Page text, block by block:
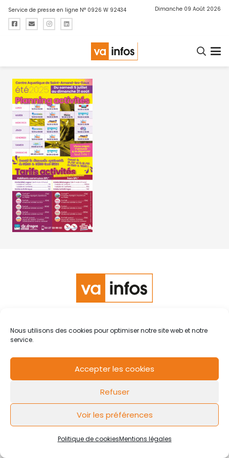
Nous utilisons des cookies pour optimiser notre site web et notre
service.
Accepter les cookies
Refuser
Voir les préférences
Politique de cookiesMentions légales
Service de presse en ligne N° 0926 W 92434 Dimanche 09 Août 2026
Contact
Mentions légales Politique de cookies Design by